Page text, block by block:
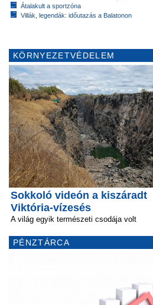
Átalakult a sportzóna
Villák, legendák: időutazás a Balatonon
KÖRNYEZETVÉDELEM
Sokkoló videón a kiszáradt
Viktória-vízesés
A világ egyik természeti csodája volt
PÉNZTÁRCA